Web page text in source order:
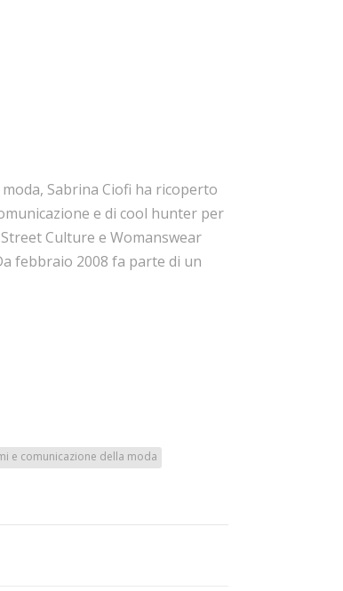
Sabrina Ciofi ha ricoperto
e di cool hunter per
Culture e Womanswear
febbraio 2008 fa parte di un
e comunicazione della moda